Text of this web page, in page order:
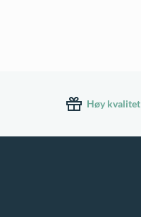
Høy kvalitet